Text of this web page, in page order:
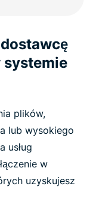
systemie
plików,
lub wysokiego
usług
w
uzyskujesz